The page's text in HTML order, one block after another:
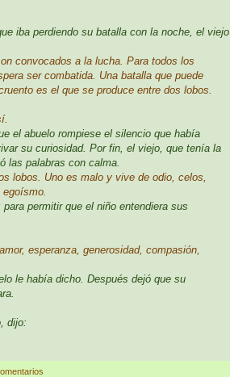
iba perdiendo su batalla con la noche, el viejo
convocados a la lucha. Para todos los
ser combatida. Una batalla que puede
es el que se produce entre dos lobos.
el abuelo rompiese el silencio que había
su curiosidad. Por fin, el viejo, que tenía la
las palabras con calma.
lobos. Uno es malo y vive de odio, celos,
permitir que el niño entendiera sus
esperanza, generosidad, compasión,
le había dicho. Después dejó que su
dijo: